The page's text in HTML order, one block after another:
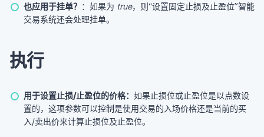
也应用于挂单？ ：如果为 true，则“设置固定止损及止盈位”智能
交易系统还会处理挂单。
执行
用于设置止损/止盈位的价格： 如果止损位或止盈位是以点数设
置的，这项参数可以控制是使用交易的入场价格还是当前的买
入/卖出价来计算止损位及止盈位。